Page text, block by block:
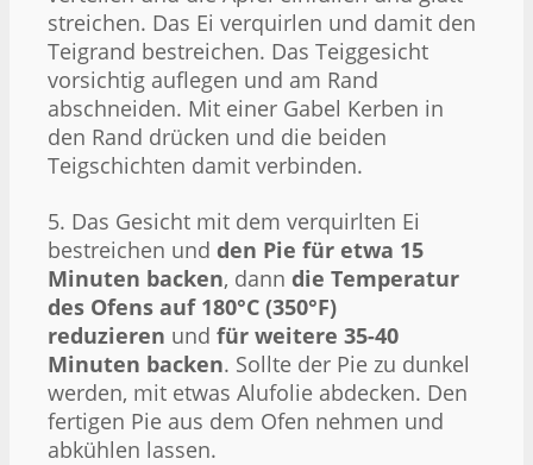
streichen. Das Ei verquirlen und damit den
Teigrand bestreichen. Das Teiggesicht
vorsichtig auflegen und am Rand
abschneiden. Mit einer Gabel Kerben in
den Rand drücken und die beiden
Teigschichten damit verbinden.
5. Das Gesicht mit dem verquirlten Ei
bestreichen und den Pie für etwa 15
Minuten backen, dann die Temperatur
des Ofens auf 180°C (350°F)
reduzieren und für weitere 35-40
Minuten backen. Sollte der Pie zu dunkel
werden, mit etwas Alufolie abdecken. Den
fertigen Pie aus dem Ofen nehmen und
abkühlen lassen.